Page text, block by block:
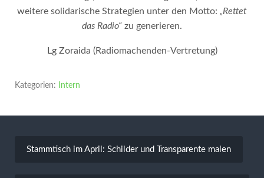
weitere solidarische Strategien unter den Motto: „Rettet
das Radio“ zu generieren.
Lg Zoraida (Radiomachenden-Vertretung)
Kategorien: Intern
Stammtisch im April: Schilder und Transparente malen